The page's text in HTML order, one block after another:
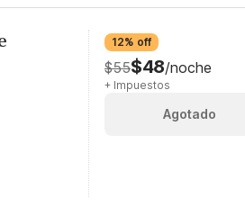
12% off
$55$48/noche
+ Impuestos
Agotado